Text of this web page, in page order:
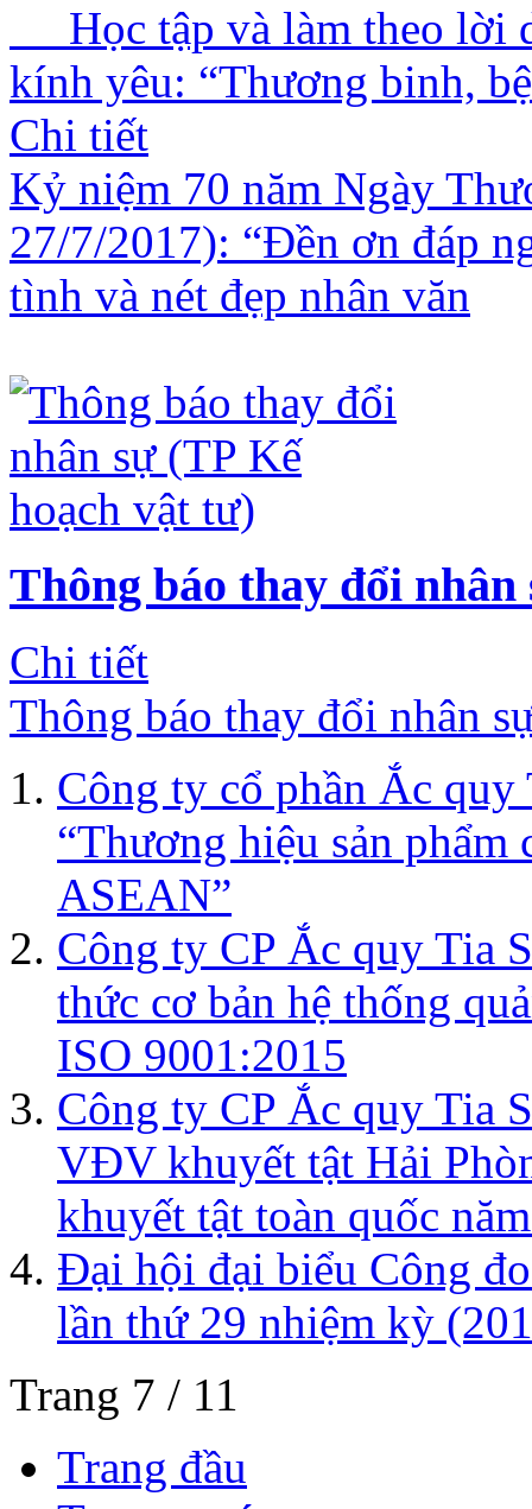
Học tập và làm theo lời
kính yêu: “Thương binh,
Chi tiết
Kỷ niệm 70 năm Ngày
27/7/2017): “Đền ơn đáp
tình và nét đẹp nhân văn
Thông báo thay đổi
Chi tiết
Thông báo thay đổi nhân
Công ty cổ phần Ắc
“Thương hiệu sản
ASEAN”
Công ty CP Ắc quy Tia
thức cơ bản hệ thống
ISO 9001:2015
Công ty CP Ắc quy Tia
VĐV khuyết tật Hải
khuyết tật toàn quốc
Đại hội đại biểu Công
lần thứ 29 nhiệm kỳ
Trang 7 / 11
Trang đầu